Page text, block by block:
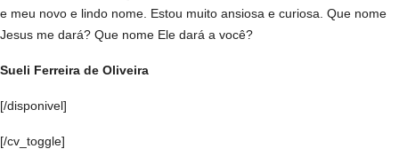
e meu novo e lindo nome. Estou muito ansiosa e curiosa. Que nome
Jesus me dará? Que nome Ele dará a você?
Sueli Ferreira de Oliveira
[/disponivel]
[/cv_toggle]